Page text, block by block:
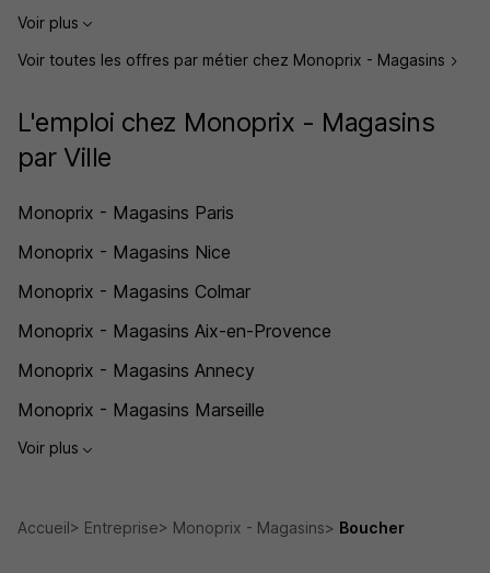
Voir plus
Voir toutes les offres par métier chez Monoprix - Magasins
L'emploi chez Monoprix - Magasins
par Ville
Monoprix - Magasins Paris
Monoprix - Magasins Nice
Monoprix - Magasins Colmar
Monoprix - Magasins Aix-en-Provence
Monoprix - Magasins Annecy
Monoprix - Magasins Marseille
Voir plus
Accueil Entreprise Monoprix - Magasins Boucher